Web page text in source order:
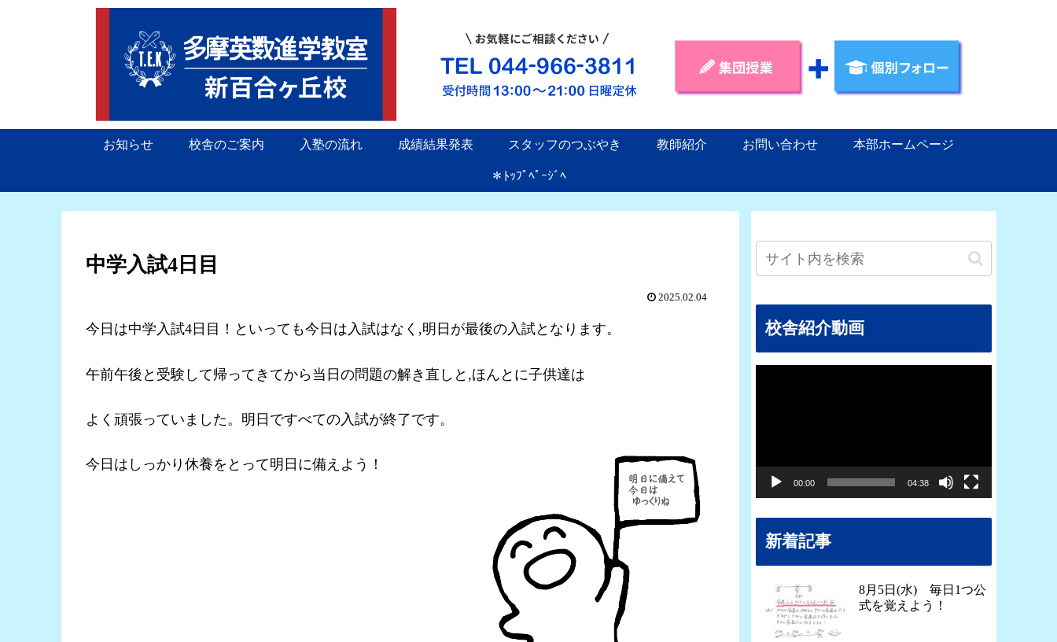
お知らせ 校舎のご案内 入塾の流れ 成績結果発表 スタッフのつぶやき 教師紹介 お問い合わせ 本部ホームページ
＊ﾄｯﾌﾟﾍﾟｰｼﾞﾍ
中学入試4日目
2025.02.04
今日は中学入試4日目！といっても今日は入試はなく,明日が最後の入試となります。
午前午後と受験して帰ってきてから当日の問題の解き直しと,ほんとに子供達は
よく頑張っていました。明日ですべての入試が終了です。
今日はしっかり休養をとって明日に備えよう！
校舎紹介動画
ヤ
00:00 04:38
新着記事
8月5日(水) 毎日1つ公
式を覚えよう！